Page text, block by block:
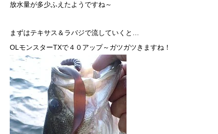
放水量が多少ふえたようですね～
まずはテキサス＆ラバジで流していくと…
OLモンスターTXで４０アップ～ガツガツきますね！